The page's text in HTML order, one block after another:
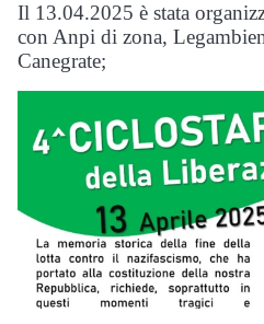
Il 13.04.2025 è stata
con Anpi di zona,
Canegrate;